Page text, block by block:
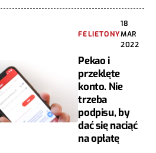
FELIETONY
18
MAR
2022
Pekao i
przeklęte
konto. Nie
trzeba
podpisu, by
dać się naciąć
na opłatę